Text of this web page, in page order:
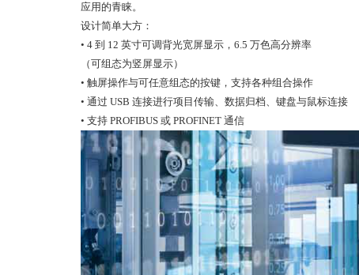
应用的青睐。
设计简单大方：
• 4 到 12 英寸可调背光宽屏显示，6.5 万色高分辨率
（可组态为竖屏显示）
• 触屏操作与可任意组态的按键，支持各种组合操作
• 通过 USB 连接进行项目传输、数据归档、键盘与鼠标连接
• 支持 PROFIBUS 或 PROFINET 通信